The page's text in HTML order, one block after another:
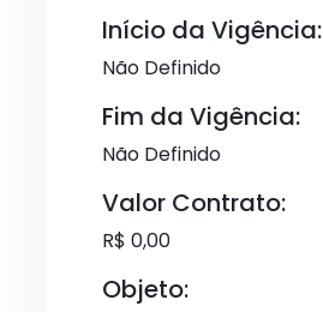
Início da Vigência:
Não Definido
Fim da Vigência:
Não Definido
Valor Contrato:
R$ 0,00
Objeto: